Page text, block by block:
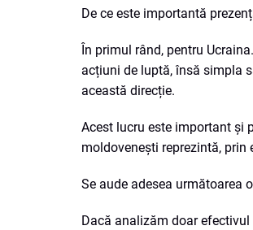
De ce este importantă
În primul rând, pentru
acțiuni de luptă, însă simpla
această direcție.
Acest lucru este important și
moldovenești reprezintă,
Se aude adesea următoarea
Dacă analizăm doar efectivul